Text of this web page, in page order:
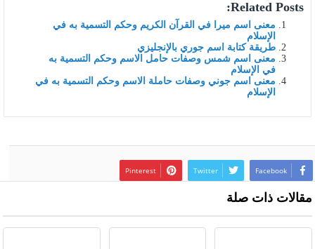
Related Posts:
معنى اسم ميرا في القرآن الكريم وحكم التسمية به في
الإسلام
طريقة كتابة اسم جوري بالإنجليزي
معنى اسم شمس وصفات حامل الاسم وحكم التسمية به
في الإسلام
معنى اسم جوني وصفات حاملة الاسم وحكم التسمية به في
الإسلام
Facebook
Twitter
Pinterest
مقالات ذات صلة